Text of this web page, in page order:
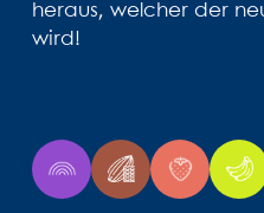
heraus, welcher der
wird!